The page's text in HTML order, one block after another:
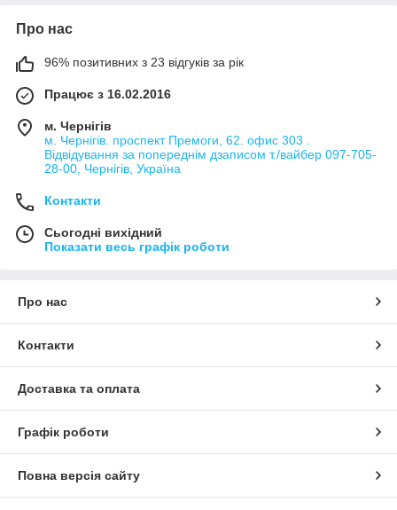
Про нас
96% позитивних з 23 відгуків за рік
Працює з 16.02.2016
м. Чернігів
м. Чернігів. проспект Премоги, 62. офис 303 .
Відвідування за попереднім дзаписом т./вайбер 097-705-
28-00, Чернігів, Україна
Контакти
Сьогодні вихідний
Показати весь графік роботи
Про нас
Контакти
Доставка та оплата
Графік роботи
Повна версія сайту